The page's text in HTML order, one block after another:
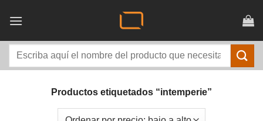
Buscar
Productos etiquetados “intemperie”